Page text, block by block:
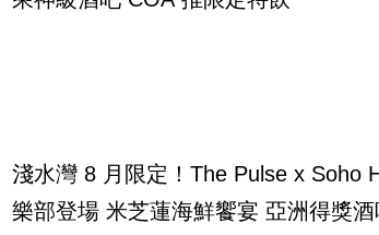
淺水灣 8 月限定！The Pulse x Soho
樂部登場 米芝蓮海鮮饗宴 亞洲得獎